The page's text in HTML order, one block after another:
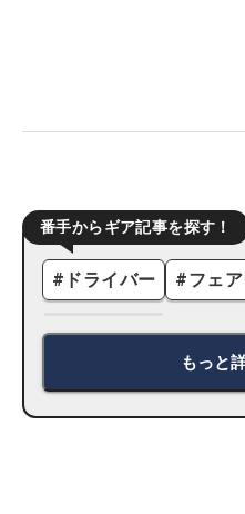
番手からギア記事を探す！
# ドライバー #フェ
もっと